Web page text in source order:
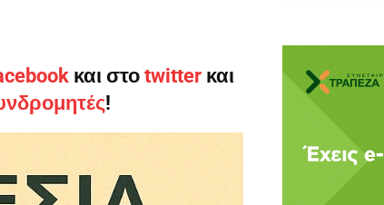
και στο twitterκαι
!